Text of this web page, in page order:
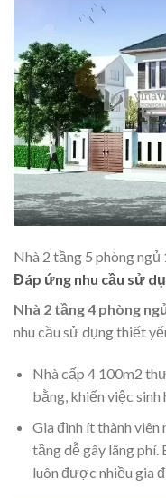
Nhà 2 tầng 5 phòng
Đáp ứng nhu cầu sử
Nhà 2 tầng 4 phòng
nhu cầu sử dụng thiết
Nhà cấp 4 100m2
bằng, khiến việc sinh
Gia đình ít thành viên
tầng dễ gây lãng
luôn được nhiều gia